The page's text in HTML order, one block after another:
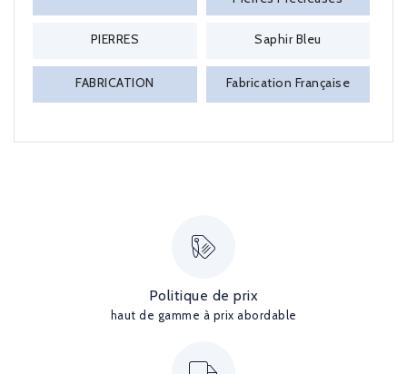
PIERRES Saphir Bleu
FABRICATION Fabrication Française
Politique de prix
haut de gamme à prix abordable